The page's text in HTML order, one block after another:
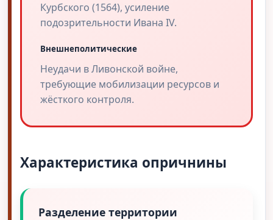
Курбского (1564), усиление
подозрительности Ивана IV.
Внешнеполитические
Неудачи в Ливонской войне,
требующие мобилизации ресурсов и
жёсткого контроля.
Характеристика опричнины
Разделение территории